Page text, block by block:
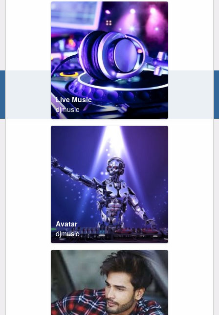
Live Music
djmusic
Avatar
djmusic